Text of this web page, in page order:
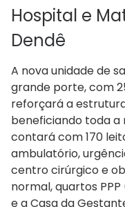
Hospital e
Dendê
A nova unidade de
grande porte, com
reforçará a estrutura
beneficiando toda a
contará com 170
ambulatório,
centro cirúrgico e
normal, quartos
e a Casa da